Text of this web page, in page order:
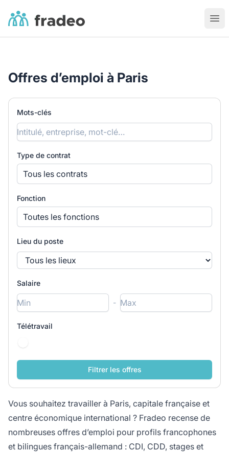
Fradeo
Offres d’emploi à Paris
Mots-clés
Type de contrat
Tous les contrats
Fonction
Toutes les fonctions
Lieu du poste
Salaire
-
Télétravail
Vous souhaitez travailler à Paris, capitale française et
centre économique international ? Fradeo recense de
nombreuses offres d’emploi pour profils francophones
et bilingues français-allemand : CDI, CDD, stages et